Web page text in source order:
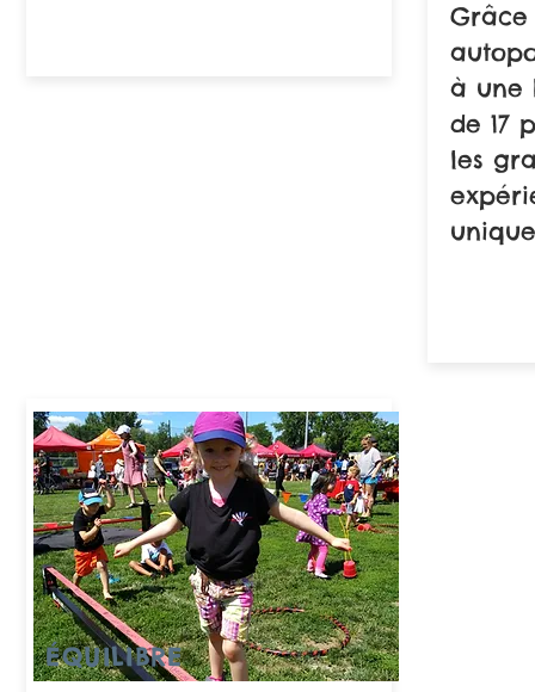
à une
de 17
les
ÉQUILIBRE